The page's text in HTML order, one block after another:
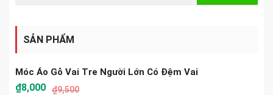
SẢN PHẨM
Móc Áo Gỗ Vai Tre Người Lớn Có Đệm Vai
₫9,500
₫8,000